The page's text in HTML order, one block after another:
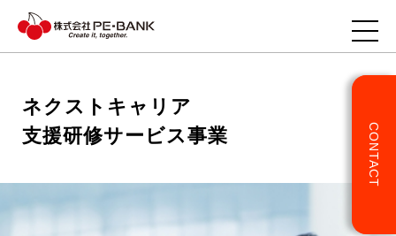
TOP CONTACT
ネクストキャリア
支援研修サービス事業